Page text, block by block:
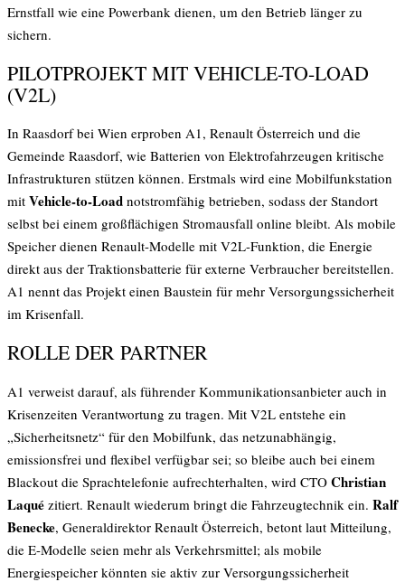
Ernstfall wie eine Powerbank dienen, um den Betrieb länger zu
sichern.
PILOTPROJEKT MIT VEHICLE-TO-LOAD
(V2L)
In Raasdorf bei Wien erproben A1, Renault Österreich und die
Gemeinde Raasdorf, wie Batterien von Elektrofahrzeugen kritische
Infrastrukturen stützen können. Erstmals wird eine Mobilfunkstation
mit Vehicle-to-Load notstromfähig betrieben, sodass der Standort
selbst bei einem großflächigen Stromausfall online bleibt. Als mobile
Speicher dienen Renault-Modelle mit V2L-Funktion, die Energie
direkt aus der Traktionsbatterie für externe Verbraucher bereitstellen.
A1 nennt das Projekt einen Baustein für mehr Versorgungssicherheit
im Krisenfall.
ROLLE DER PARTNER
A1 verweist darauf, als führender Kommunikationsanbieter auch in
Krisenzeiten Verantwortung zu tragen. Mit V2L entstehe ein
„Sicherheitsnetz“ für den Mobilfunk, das netzunabhängig,
emissionsfrei und flexibel verfügbar sei; so bleibe auch bei einem
Blackout die Sprachtelefonie aufrechterhalten, wird CTO Christian
Laqué zitiert. Renault wiederum bringt die Fahrzeugtechnik ein. Ralf
Benecke, Generaldirektor Renault Österreich, betont laut Mitteilung,
die E-Modelle seien mehr als Verkehrsmittel; als mobile
Energiespeicher könnten sie aktiv zur Versorgungssicherheit